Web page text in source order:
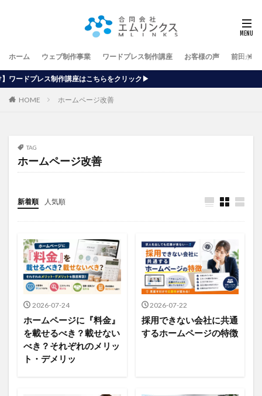
ホーム ウェブ制作事業 ワードプレス制作講座 お客様の声 前田が行
こちらをクリック▶
HOME ホームページ改善
TAG
ホームページ改善
新着順 人気順
2026-07-24
ホームページに『料金』
を載せるべき？載せない
べき？それぞれのメリッ
ト・デメリッ
2026-07-22
採用できない会社に共通
するホームページの特徴